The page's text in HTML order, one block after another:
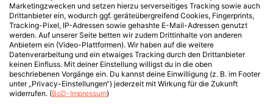
Marketingzwecken und setzen hierzu serverseitiges Tracking sowie auch
Drittanbieter ein, wodurch ggf. geräteübergreifend Cookies, Fingerprints,
Tracking-Pixel, IP-Adressen sowie gehashte E-Mail-Adressen genutzt
werden. Auf unserer Seite betten wir zudem Drittinhalte von anderen
Anbietern ein (Video-Plattformen). Wir haben auf die weitere
Datenverarbeitung und ein etwaiges Tracking durch den Drittanbieter
keinen Einfluss. Mit deiner Einstellung willigst du in die oben
beschriebenen Vorgänge ein. Du kannst deine Einwilligung (z. B. im Footer
unter „Privacy-Einstellungen“) jederzeit mit Wirkung für die Zukunft
widerrufen. (BoD-Impressum)